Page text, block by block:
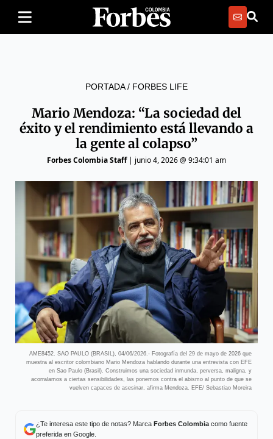
PORTADA/ FORBES LIFE
Mario Mendoza: “La sociedad del
éxito y el rendimiento está llevando a
la gente al colapso”
Forbes Colombia Staff| junio 4, 2026 @ 9:34:01 am
AME8452. SAO PAULO (BRASIL), 04/06/2026.- Fotografía del 29 de mayo de 2026 que
muestra al escritor colombiano Mario Mendoza hablando durante una entrevista con EFE
en Sao Paulo (Brasil). Construimos una sociedad inmunda, perversa, maligna, y
acorralamos a ciertas sensibilidades, las ponemos contra el abismo al punto de que se
vuelven capaces de asesinar, afirma Mendoza. EFE/ Sebastiao Moreira
¿Te interesa este tipo de notas? Marca Forbes Colombiacomo fuente
preferida en Google.